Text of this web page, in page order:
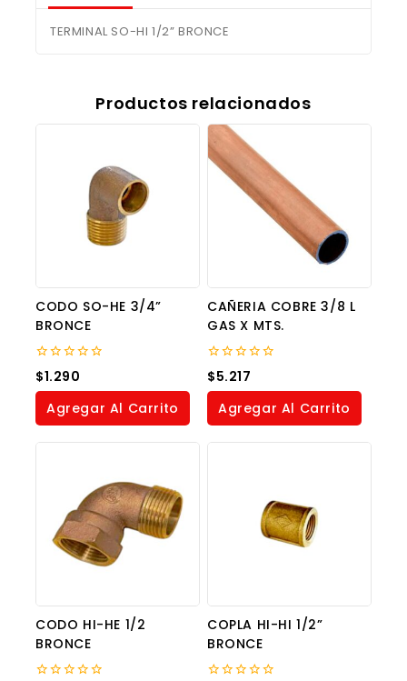
TERMINAL SO-HI 1/2” BRONCE
Productos relacionados
CODO SO-HE 3/4”
BRONCE
0
out
of
$1.290
Agregar Al Carrito
CAÑERIA COBRE 3/8 L
GAS X MTS.
0
out
of
$5.217
Agregar Al Carrito
CODO HI-HE 1/2
BRONCE
COPLA HI-HI 1/2”
BRONCE